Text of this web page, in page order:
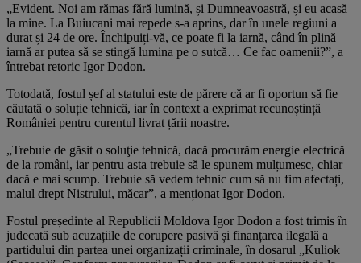
„Evident. Noi am rămas fără lumină, și Dumneavoastră, și eu acasă
la mine. La Buiucani mai repede s-a aprins, dar în unele regiuni a
durat și 24 de ore. Închipuiți-vă, ce poate fi la iarnă, când în plină
iarnă ar putea să se stingă lumina pe o sutcă… Ce fac oamenii?”, a
întrebat retoric Igor Dodon.
Totodată, fostul șef al statului este de părere că ar fi oportun să fie
căutată o soluție tehnică, iar în context a exprimat recunoștință
României pentru curentul livrat țării noastre.
„Trebuie de găsit o soluţie tehnică, dacă procurăm energie electrică
de la români, iar pentru asta trebuie să le spunem mulțumesc, chiar
dacă e mai scump. Trebuie să vedem tehnic cum să nu fim afectați,
malul drept Nistrului, măcar”, a menționat Igor Dodon.
Fostul președinte al Republicii Moldova Igor Dodon a fost trimis în
judecată sub acuzațiile de corupere pasivă și finanțarea ilegală a
partidului din partea unei organizații criminale, în dosarul „Kuliok